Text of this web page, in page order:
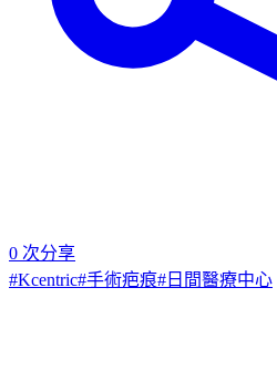
0 次分享
#Kcentric#手術疤痕# 日間醫療中心